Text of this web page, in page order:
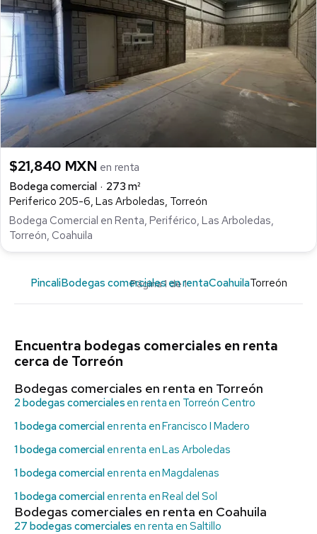
$21,840 MXN en renta
Bodega comercial
273 m²
Periferico 205-6, Las Arboledas, Torreón
Bodega Comercial en Renta, Periférico, Las Arboledas,
Torreón, Coahuila
Página 1 de 1
PincaliBodegas comerciales en rentaCoahuilaTorreón
Encuentra bodegas comerciales en renta
cerca de Torreón
Bodegas comerciales en renta en Torreón
2 bodegas comerciales en renta en Torreón Centro
1 bodega comercialen renta en Francisco I Madero
1 bodega comercialen renta en Las Arboledas
1 bodega comercialen renta en Magdalenas
1 bodega comercialen renta en Real del Sol
Bodegas comerciales en renta en Coahuila
27 bodegas comerciales en renta en Saltillo